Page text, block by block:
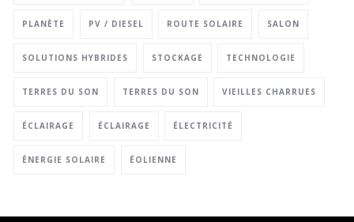
PLANÈTE PV / DIESEL ROUTE SOLAIRE SALON
SOLUTIONS HYBRIDES STOCKAGE TECHNOLOGIE
TERRES DU SON TERRES DU SON VIEILLES CHARRUES
ÉCLAIRAGE ÉCLAIRAGE ÉLECTRICITÉ
ÉNERGIE SOLAIRE ÉOLIENNE